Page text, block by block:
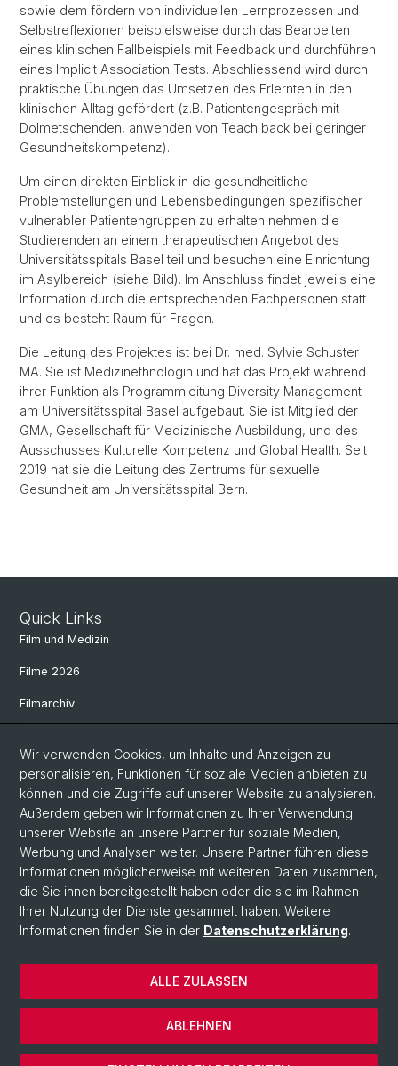
sowie dem fördern von individuellen Lernprozessen und
Selbstreflexionen beispielsweise durch das Bearbeiten
eines klinischen Fallbeispiels mit Feedback und durchführen
eines Implicit Association Tests. Abschliessend wird durch
praktische Übungen das Umsetzen des Erlernten in den
klinischen Alltag gefördert (z.B. Patientengespräch mit
Dolmetschenden, anwenden von Teach back bei geringer
Gesundheitskompetenz).
Um einen direkten Einblick in die gesundheitliche
Problemstellungen und Lebensbedingungen spezifischer
vulnerabler Patientengruppen zu erhalten nehmen die
Studierenden an einem therapeutischen Angebot des
Universitätsspitals Basel teil und besuchen eine Einrichtung
im Asylbereich (siehe Bild). Im Anschluss findet jeweils eine
Information durch die entsprechenden Fachpersonen statt
und es besteht Raum für Fragen.
Die Leitung des Projektes ist bei Dr. med. Sylvie Schuster
MA. Sie ist Medizinethnologin und hat das Projekt während
ihrer Funktion als Programmleitung Diversity Management
am Universitätsspital Basel aufgebaut. Sie ist Mitglied der
GMA, Gesellschaft für Medizinische Ausbildung, und des
Ausschusses Kulturelle Kompetenz und Global Health. Seit
2019 hat sie die Leitung des Zentrums für sexuelle
Gesundheit am Universitätsspital Bern.
Quick Links
Film und Medizin
Filme 2026
Filmarchiv
Literatur 2025
Literaturarchiv
Reflective Writing
Wahlpflicht-Projekte
Med. Humanities im Themenblock
© Universität Basel
Datenschutzerklärung
Wir verwenden Cookies, um Inhalte und Anzeigen zu
personalisieren, Funktionen für soziale Medien anbieten zu
können und die Zugriffe auf unserer Website zu analysieren.
Außerdem geben wir Informationen zu Ihrer Verwendung
unserer Website an unsere Partner für soziale Medien,
Werbung und Analysen weiter. Unsere Partner führen diese
Informationen möglicherweise mit weiteren Daten zusammen,
die Sie ihnen bereitgestellt haben oder die sie im Rahmen
Ihrer Nutzung der Dienste gesammelt haben. Weitere
Informationen finden Sie in der Datenschutzerklärung.
ABLEHNEN
ALLE ZULASSEN